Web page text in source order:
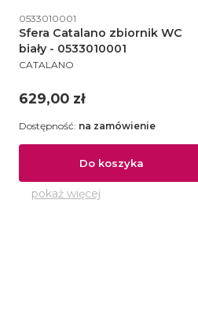
Kod produktu
0533010001
Sfera Catalano zbiornik WC
biały - 0533010001
PRODUCENT
CATALANO
Cena
629,00 zł
Do koszyka
Dostępność: na zamówienie
pokaż więcej